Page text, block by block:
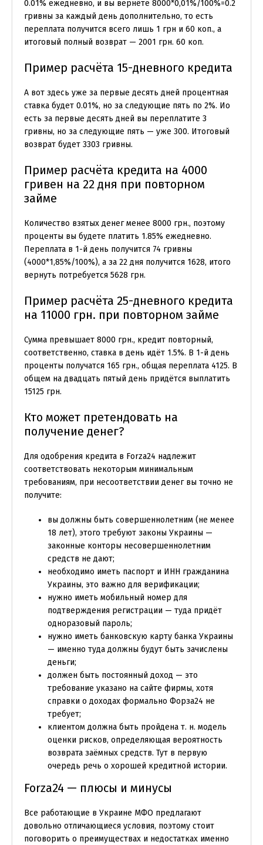
0.01% ежедневно, и вы вернёте 8000*0,01%/100%=0.2
гривны за каждый день дополнительно, то есть
переплата получится всего лишь 1 грн и 60 коп., а
итоговый полный возврат — 2001 грн. 60 коп.
Пример расчёта 15-дневного кредита
А вот здесь уже за первые десять дней процентная
ставка будет 0.01%, но за следующие пять по 2%. Ио
есть за первые десять дней вы переплатите 3
гривны, но за следующие пять — уже 300. Итоговый
возврат будет 3303 гривны.
Пример расчёта кредита на 4000
гривен на 22 дня при повторном
займе
Количество взятых денег менее 8000 грн., поэтому
проценты вы будете платить 1.85% ежедневно.
Переплата в 1-й день получится 74 гривны
(4000*1,85%/100%), а за 22 дня получится 1628, итого
вернуть потребуется 5628 грн.
Пример расчёта 25-дневного кредита
на 11000 грн. при повторном займе
Сумма превышает 8000 грн., кредит повторный,
соответственно, ставка в день идёт 1.5%. В 1-й день
проценты получатся 165 грн., общая переплата 4125. В
общем на двадцать пятый день придётся выплатить
15125 грн.
Кто может претендовать на
получение денег?
Для одобрения кредита в Forza24 надлежит
соответствовать некоторым минимальным
требованиям, при несоответствии денег вы точно не
получите:
вы должны быть совершеннолетним (не менее
18 лет), этого требуют законы Украины —
законные конторы несовершеннолетним
средств не дают;
необходимо иметь паспорт и ИНН гражданина
Украины, это важно для верификации;
нужно иметь мобильный номер для
подтверждения регистрации — туда придёт
одноразовый пароль;
нужно иметь банковскую карту банка Украины
— именно туда должны будут быть зачислены
деньги;
должен быть постоянный доход — это
требование указано на сайте фирмы, хотя
справки о доходах формально Форза24 не
требует;
клиентом должна быть пройдена т. н. модель
оценки рисков, определяющая вероятность
возврата заёмных средств. Тут в первую
очередь речь о хорошей кредитной истории.
Forza24 — плюсы и минусы
Все работающие в Украине МФО предлагают
довольно отличающиеся условия, поэтому стоит
поговорить о преимуществах и недостатках именно